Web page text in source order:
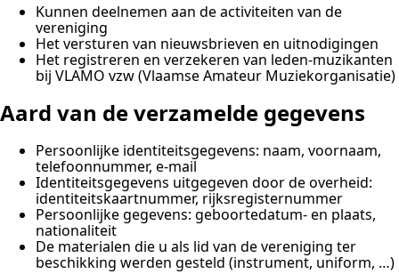
Kunnen deelnemen aan de activiteiten van de
vereniging
Het versturen van nieuwsbrieven en uitnodigingen
Het registreren en verzekeren van leden-muzikanten
bij VLAMO vzw (Vlaamse Amateur Muziekorganisatie)
Aard van de verzamelde gegevens
Persoonlijke identiteitsgegevens: naam, voornaam,
telefoonnummer, e-mail
Identiteitsgegevens uitgegeven door de overheid:
identiteitskaartnummer, rijksregisternummer
Persoonlijke gegevens: geboortedatum- en plaats,
nationaliteit
De materialen die u als lid van de vereniging ter
beschikking werden gesteld (instrument, uniform, …)